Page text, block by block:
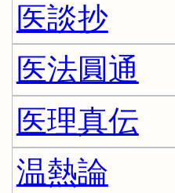
医談抄
医法圓通
医理真伝
温熱論